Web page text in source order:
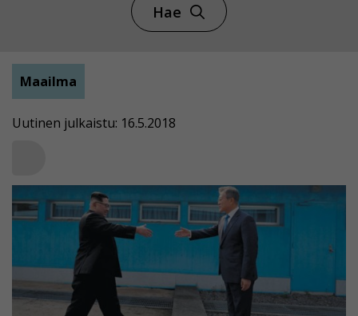
Hae
Maailma
Uutinen julkaistu: 16.5.2018